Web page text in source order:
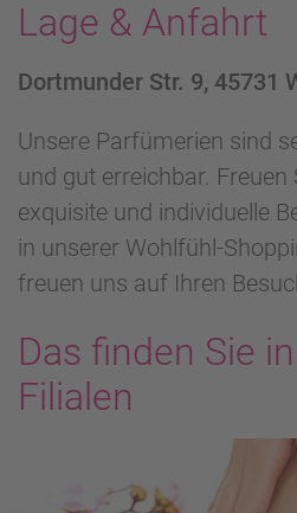
Lage & Anfahrt
Dortmunder Str. 9, 45731
Unsere Parfümerien sind
und gut erreichbar. Freuen
exquisite und individuelle
in unserer Wohlfühl-
freuen uns auf Ihren
Das finden Sie
Filialen